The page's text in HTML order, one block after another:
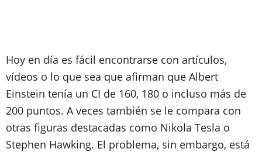
Hoy en día es fácil encontrarse con artículos,
vídeos o lo que sea que afirman que Albert
Einstein tenía un CI de 160, 180 o incluso más de
200 puntos. A veces también se le compara con
otras figuras destacadas como Nikola Tesla o
Stephen Hawking. El problema, sin embargo, está